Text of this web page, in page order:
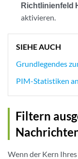
Richtlinienfeld
aktivieren.
SIEHE AUCH
Grundlegendes
PIM-Statistiken
Filtern
Wenn der Kern